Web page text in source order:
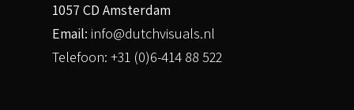
1057 CD Amsterdam
Email: info@dutchvisuals.nl
Telefoon: +31 (0)6-414 88 522